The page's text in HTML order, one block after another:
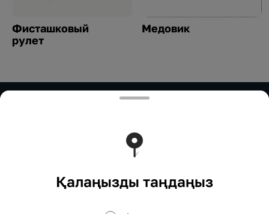
Фисташковый
рулет
Медовик
ИП Нурымбетов
Тиімді ядрода жұмыс істейді
Қалаңызды таңдаңыз